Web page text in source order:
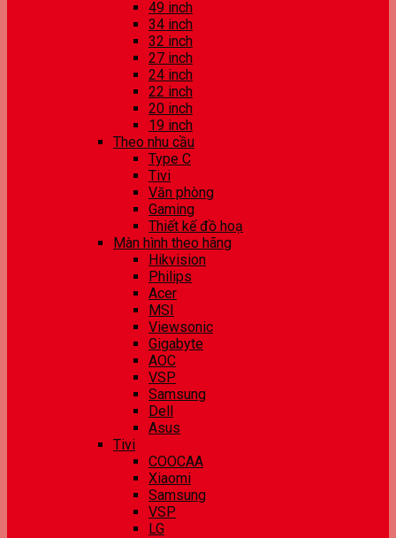
49 inch
34 inch
32 inch
27 inch
24 inch
22 inch
20 inch
19 inch
Theo nhu cầu
Type C
Tivi
Văn phòng
Gaming
Thiết kế đồ hoạ
Màn hình theo hãng
Hikvision
Philips
Acer
MSI
Viewsonic
Gigabyte
AOC
VSP
Samsung
Dell
Asus
Tivi
COOCAA
Xiaomi
Samsung
VSP
LG